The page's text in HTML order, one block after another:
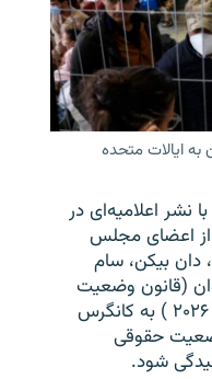
به ایالات متحده
روز پنج‌شنبه ۱۵ اسد، با نشر اعلامیه‌ای در
اعضای مجلس
دان بیکن، سام
(قانون وضعیت
حفاظت موقت شهروندان افغانستان ۲۰۲۶ ) به کانگرس
حقوقی
شود.